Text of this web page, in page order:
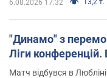
6.08.2026 17:32
"Динамо" з
Ліги конференцій.
Матч відбувся в Любліні